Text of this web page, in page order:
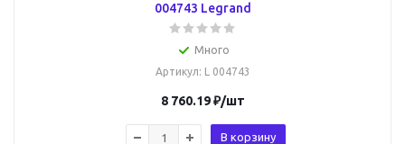
004743 Legrand
Много
Артикул: L 004743
8 760.19₽/шт
В корзину